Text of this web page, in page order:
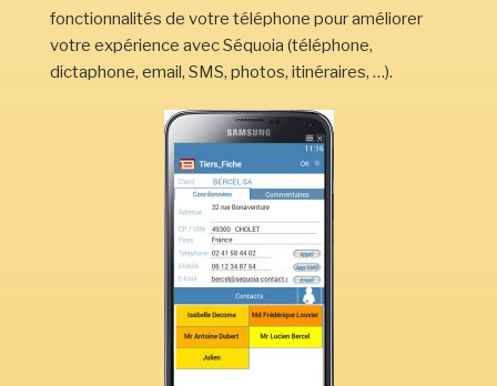
fonctionnalités de votre téléphone pour améliorer
votre expérience avec Séquoia (téléphone,
dictaphone, email, SMS, photos, itinéraires, …).